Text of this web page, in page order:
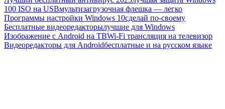
100 ISO на USBмультизагрузочная флешка — легко
Программы настройки Windows 10сделай по-своему
Бесплатные видеоредакторылучшие для Windows
Изображение с Android на ТВWi-Fi трансляция на телевизор
Видеоредакторы для Androidбесплатные и на русском языке